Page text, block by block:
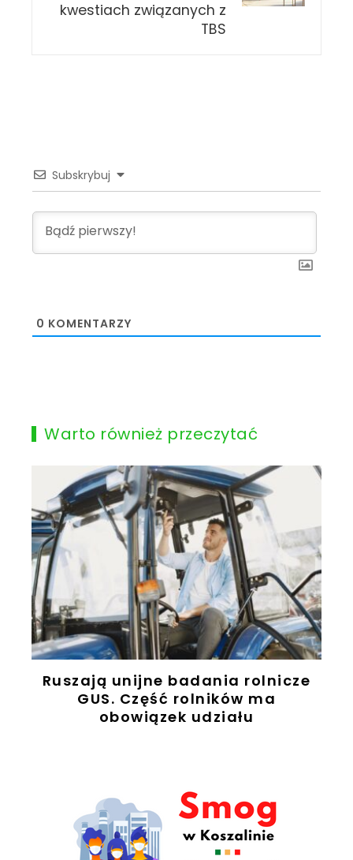
kwestiach związanych z
TBS
Subskrybuj
0 KOMENTARZY
Warto również przeczytać
Ruszają unijne badania rolnicze
GUS. Część rolników ma
obowiązek udziału